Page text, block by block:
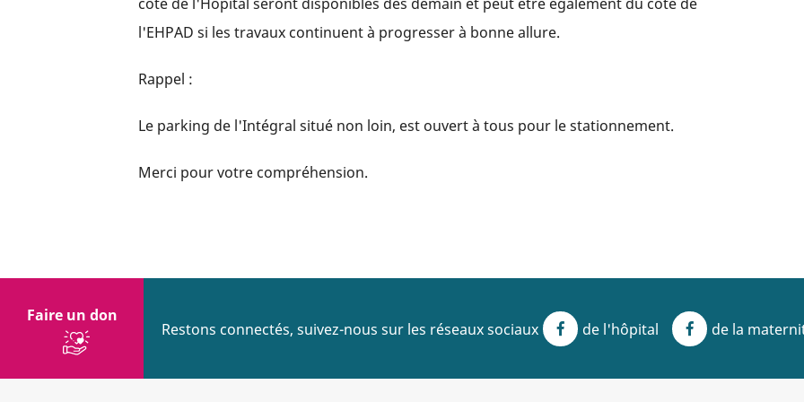
l'EHPAD si les travaux continuent à progresser à bonne allure.
Rappel :
Le parking de l'Intégral situé non loin, est ouvert à tous pour le stationnement.
Merci pour votre compréhension.
Faire un don
Restons connectés, suivez-nous sur les réseaux sociaux
Facebook
de l'hôpital
Facebook
de la